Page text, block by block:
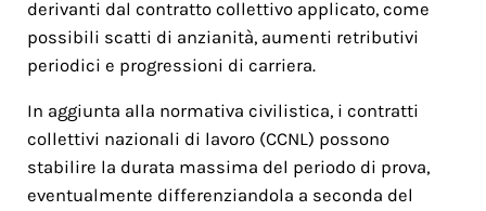
derivanti dal contratto collettivo applicato, come
possibili scatti di anzianità, aumenti retributivi
periodici e progressioni di carriera.
In aggiunta alla normativa civilistica, i contratti
collettivi nazionali di lavoro (CCNL) possono
stabilire la durata massima del periodo di prova,
eventualmente differenziandola a seconda del